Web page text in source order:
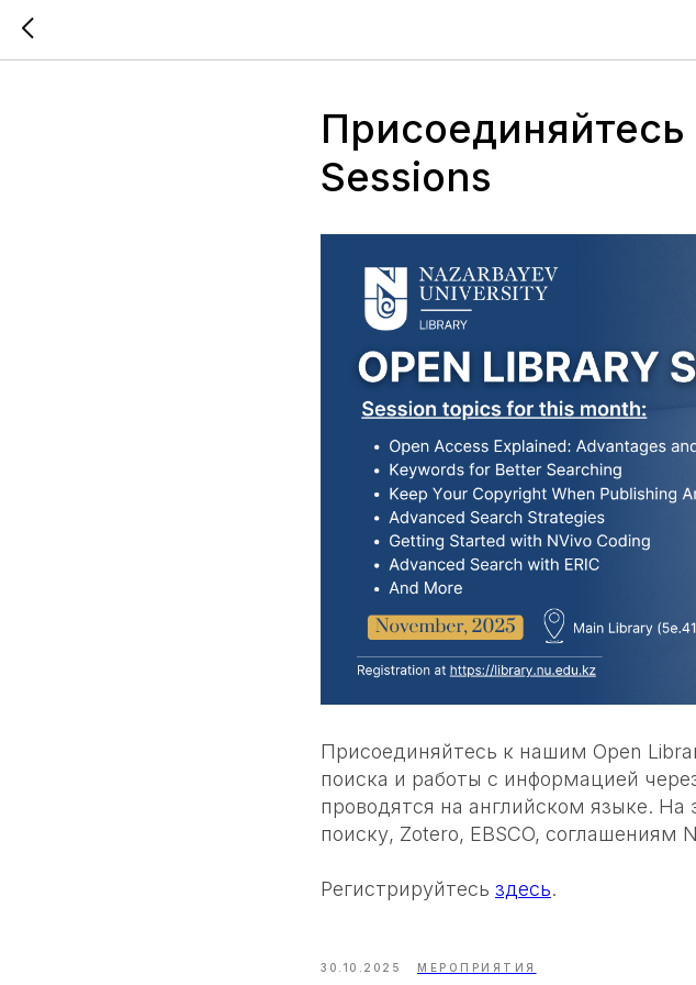
Sessions
Присоединяйтесь к нашим Open
поиска и работы с информацией
проводятся на английском языке.
поиску, Zotero, EBSCO, соглашениям
Регистрируйтесь здесь.
30.10.2025 МЕРОПРИЯТИЯ